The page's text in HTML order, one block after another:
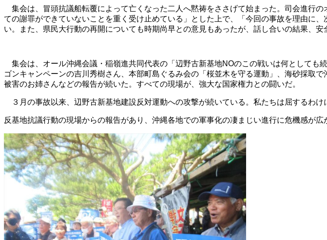
集会は、冒頭抗議船転覆によって亡くなった二人へ黙祷をささげて始まった。司会進行
ての謝罪ができていないことを重く受け止めている」とした上で、「今回の事故を理由に
い。また、県民大行動の再開についても時期尚早との意見もあったが、話し合いの結果、
集会は、オール沖縄会議・稲嶺進共同代表の「辺野古新基地NOのこの戦いは何としても
ゴンキャンペーンの吉川秀樹さん、本部町島ぐるみ会の「桜並木を守る運動」、海砂採取
被害のお姉さんなどの報告が続いた。すべての現場が、強大な国家権力との闘いだ。
３月の事故以来、辺野古新基地建設反対運動への攻撃が続いている。私たちは屈するわけ
反基地抗議行動の現場からの報告があり、沖縄各地での軍事化の凄まじい進行に危機感が広